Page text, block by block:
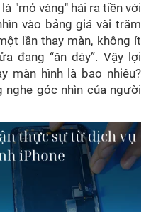
"mỏ vàng" hái ra tiền với
vào bảng giá vài trăm
lần thay màn, không ít
đang “ăn dày”. Vậy lợi
màn hình là bao nhiêu?
nghe góc nhìn của người